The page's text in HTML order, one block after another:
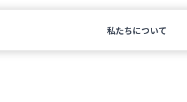
私たちについて